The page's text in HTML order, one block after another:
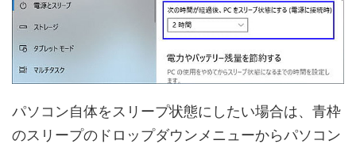
パソコン自体をスリープ状態にしたい場合は、青枠
のスリープのドロップダウンメニューからパソコン